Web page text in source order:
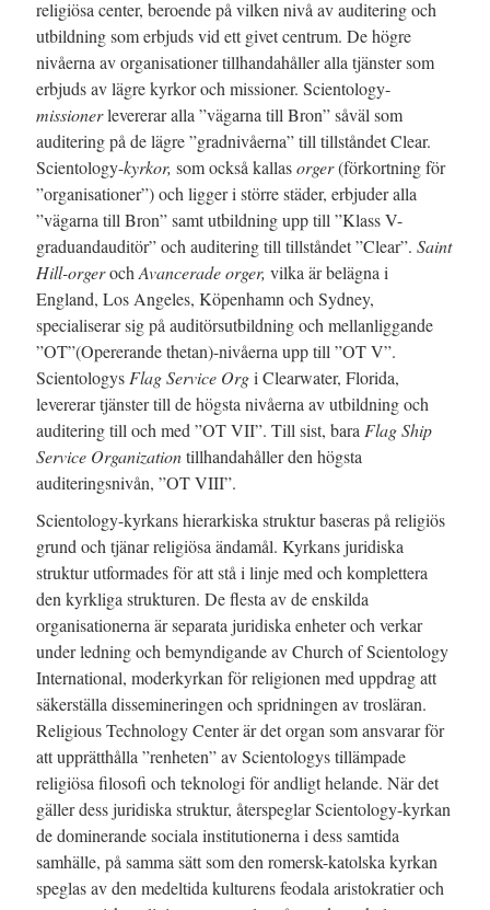
religiösa center, beroende på vilken nivå av auditering och
utbildning som erbjuds vid ett givet centrum. De högre
nivåerna av organisationer tillhandahåller alla tjänster som
erbjuds av lägre kyrkor och missioner. Scientology-
missionerlevererar alla ”vägarna till Bron” såväl som
auditering på de lägre ”gradnivåerna” till tillståndet Clear.
Scientology-kyrkor, som också kallasorger(förkortning för
”organisationer”) och ligger i större städer, erbjuder alla
”vägarna till Bron” samt utbildning upp till ”Klass V-
graduandauditör” och auditering till tillståndet ”Clear”. Saint
Hill-orgeroch Avancerade orger, vilka är belägna i
England, Los Angeles, Köpenhamn och Sydney,
specialiserar sig på auditörsutbildning och mellanliggande
”OT”(Opererande thetan)-nivåerna upp till ”OT V”.
Scientologys Flag Service Orgi Clearwater, Florida,
levererar tjänster till de högsta nivåerna av utbildning och
auditering till och med ”OT VII”. Till sist, bara Flag Ship
Service Organizationtillhandahåller den högsta
auditeringsnivån, ”OT VIII”.
Scientology-kyrkans hierarkiska struktur baseras på religiös
grund och tjänar religiösa ändamål. Kyrkans juridiska
struktur utformades för att stå i linje med och komplettera
den kyrkliga strukturen. De flesta av de enskilda
organisationerna är separata juridiska enheter och verkar
under ledning och bemyndigande av Church of Scientology
International, moderkyrkan för religionen med uppdrag att
säkerställa dissemineringen och spridningen av trosläran.
Religious Technology Center är det organ som ansvarar för
att upprätthålla ”renheten” av Scientologys tillämpade
religiösa filosofi och teknologi för andligt helande. När det
gäller dess juridiska struktur, återspeglar Scientology-kyrkan
de dominerande sociala institutionerna i dess samtida
samhälle, på samma sätt som den romersk-katolska kyrkan
speglas av den medeltida kulturens feodala aristokratier och